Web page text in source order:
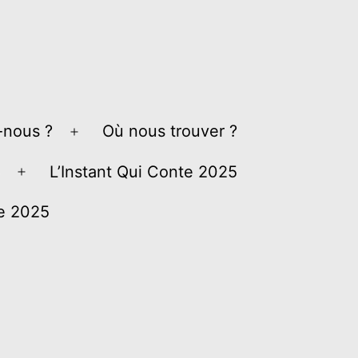
?
Ouvrir
le
Où nous trouver ?
Ouvrir
le
L’Instant Qui Conte 2025
2025